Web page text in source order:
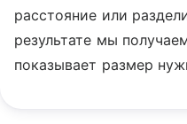
расстояние или
результате мы
показывает размер